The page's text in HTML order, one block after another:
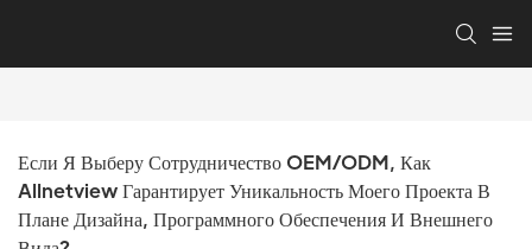
Если Я Выберу Сотрудничество OEM/ODM, Как
Allnetview Гарантирует Уникальность Моего Проекта В
Плане Дизайна, Программного Обеспечения И Внешнего